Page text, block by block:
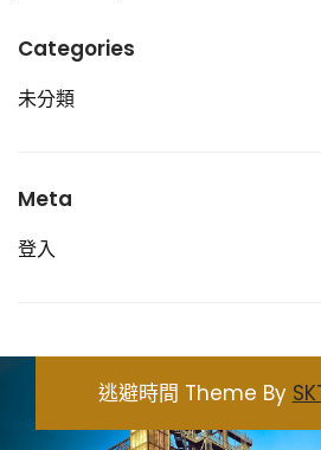
Categories
未分類
Meta
登入
逃避時間 Theme By